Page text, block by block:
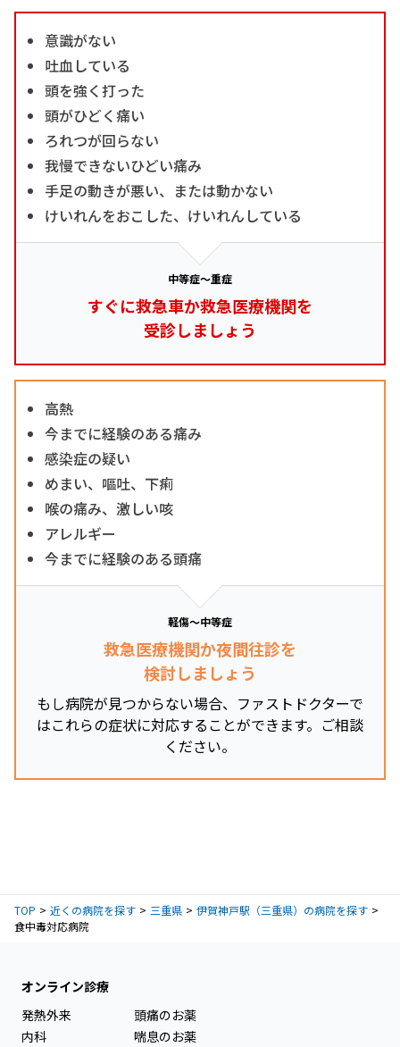
意識がない
吐血している
頭を強く打った
頭がひどく痛い
ろれつが回らない
我慢できないひどい痛み
手足の動きが悪い、または動かない
けいれんをおこした、けいれんしている
中等症～重症
すぐに救急車か救急医療機関を
受診しましょう
高熱
今までに経験のある痛み
感染症の疑い
めまい、嘔吐、下痢
喉の痛み、激しい咳
アレルギー
今までに経験のある頭痛
軽傷～中等症
救急医療機関か夜間往診を
検討しましょう
もし病院が見つからない場合、ファストドクターで
はこれらの症状に対応することができます。ご相談
ください。
TOP 近くの病院を探す 三重県
伊賀神戸駅（三重県）の病院を探す
食中毒対応病院
オンライン診療
発熱外来
内科
頭痛のお薬
喘息のお薬